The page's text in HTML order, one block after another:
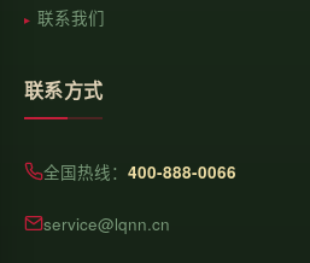
联系我们
联系方式
全国热线： 400-888-0066
service@lqnn.cn